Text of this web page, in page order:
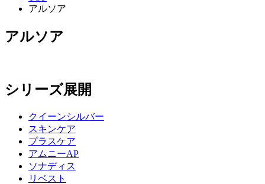
アルソア
アルソア
シリーズ展開
クイーンシルバー
スキンケア
プラスケア
アムニーAP
ソナディス
リベスト